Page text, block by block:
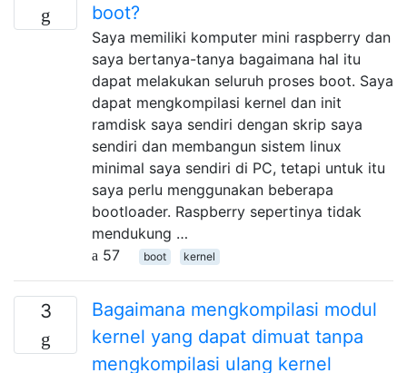
boot?
Saya memiliki komputer mini raspberry dan
saya bertanya-tanya bagaimana hal itu
dapat melakukan seluruh proses boot. Saya
dapat mengkompilasi kernel dan init
ramdisk saya sendiri dengan skrip saya
sendiri dan membangun sistem linux
minimal saya sendiri di PC, tetapi untuk itu
saya perlu menggunakan beberapa
bootloader. Raspberry sepertinya tidak
mendukung …
57
boot kernel
3
Bagaimana mengkompilasi modul
kernel yang dapat dimuat tanpa
mengkompilasi ulang kernel